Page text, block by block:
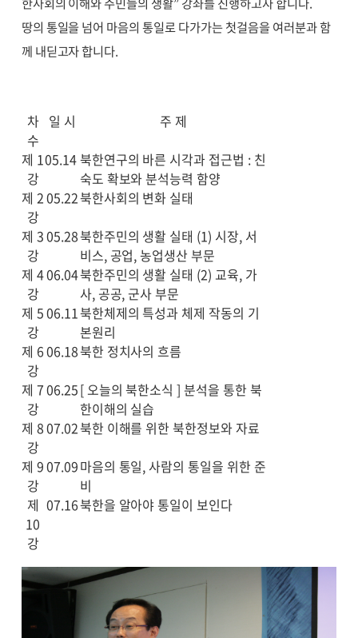
땅의 통일을 넘어 마음의 통일로 다가가는 첫걸음을 여러분과 함
께 내딛고자 합니다.
차
수
일 시
주 제
제 1
강
05.14북한연구의 바른 시각과 접근법 : 친
숙도 확보와 분석능력 함양
제 2
강
05.22북한사회의 변화 실태
제 3
강
05.28북한주민의 생활 실태 (1) 시장, 서
비스, 공업, 농업생산 부문
제 4
강
06.04북한주민의 생활 실태 (2) 교육, 가
사, 공공, 군사 부문
제 5
강
06.11북한체제의 특성과 체제 작동의 기
본원리
제 6
강
06.18북한 정치사의 흐름
제 7
강
06.25[ 오늘의 북한소식 ] 분석을 통한 북
한이해의 실습
제 8
강
07.02북한 이해를 위한 북한정보와 자료
제 9
강
07.09마음의 통일, 사람의 통일을 위한 준
비
제
10
강
07.16북한을 알아야 통일이 보인다